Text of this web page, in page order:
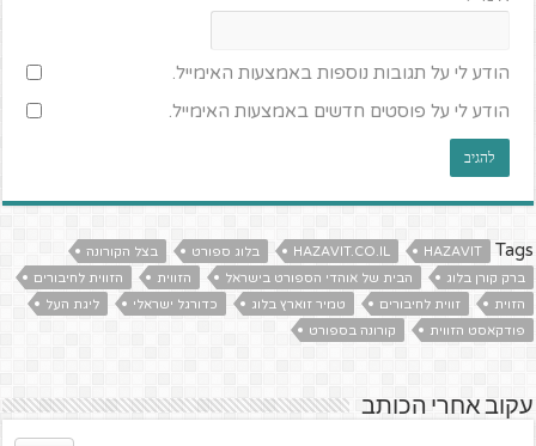
הודע לי על תגובות נוספות באמצעות האימייל.
הודע לי על פוסטים חדשים באמצעות האימייל.
Tags
HAZAVIT
HAZAVIT.CO.IL בלוג ספורט
בצל הקורונה
ברק קורן בלוג
הבית של אוהדי הספורט בישראל הזווית
הזווית לחיבורים
הזוית
זווית לחיבורים טמיר זוארץ בלוג כדורגל ישראלי
ליגת העל
פודקאסט הזווית
קורונה בספורט
עקוב אחרי הכותב